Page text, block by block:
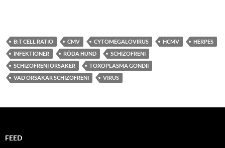
B:T CELL RATIO CMV CYTOMEGALOVIRUS HCMV
HERPES
INFEKTIONER
RÖDA HUND
SCHIZOFRENI
SCHIZOFRENI ORSAKER
TOXOPLASMA GONDII
VAD ORSAKAR SCHIZOFRENI
VIRUS
FEED